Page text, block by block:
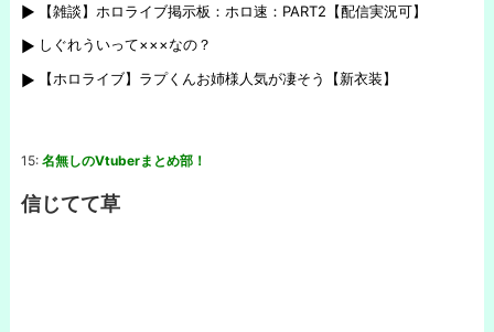
【雑談】ホロライブ掲示板：ホロ速：PART2【配信実況可】
しぐれういって×××なの？
【ホロライブ】ラプくんお姉様人気が凄そう【新衣装】
15: 名無しのVtuberまとめ部！
信じてて草